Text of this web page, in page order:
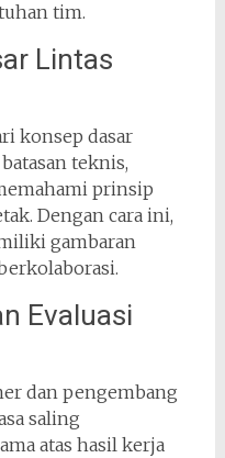
tim.
Lintas
konsep dasar
teknis,
prinsip
Dengan cara ini,
gambaran
Evaluasi
dan pengembang
saling
atas hasil kerja